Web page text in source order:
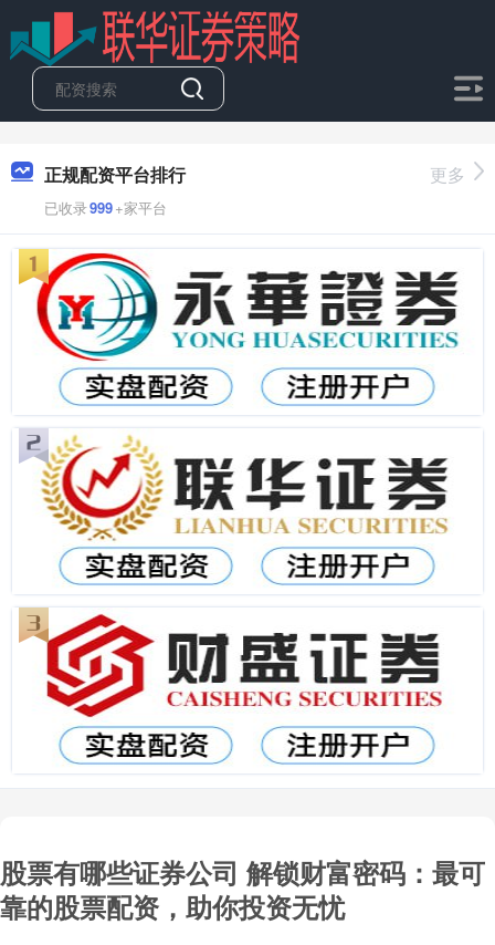
正规配资平台排行
已收录999+家平台
更多
股票有哪些证券公司 解锁财富密码：最可
靠的股票配资，助你投资无忧